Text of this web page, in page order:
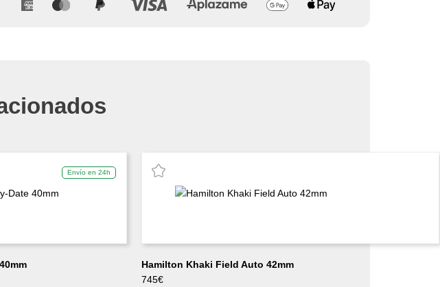
Envío en 24h
Hamilton Khaki Field Auto 42mm
745€